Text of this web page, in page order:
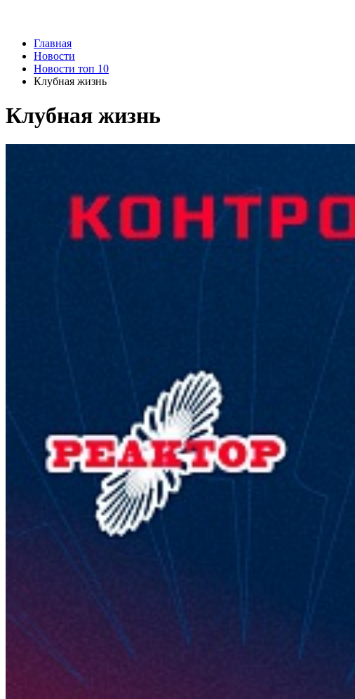
Главная
Новости
Новости топ 10
Клубная жизнь
Клубная жизнь